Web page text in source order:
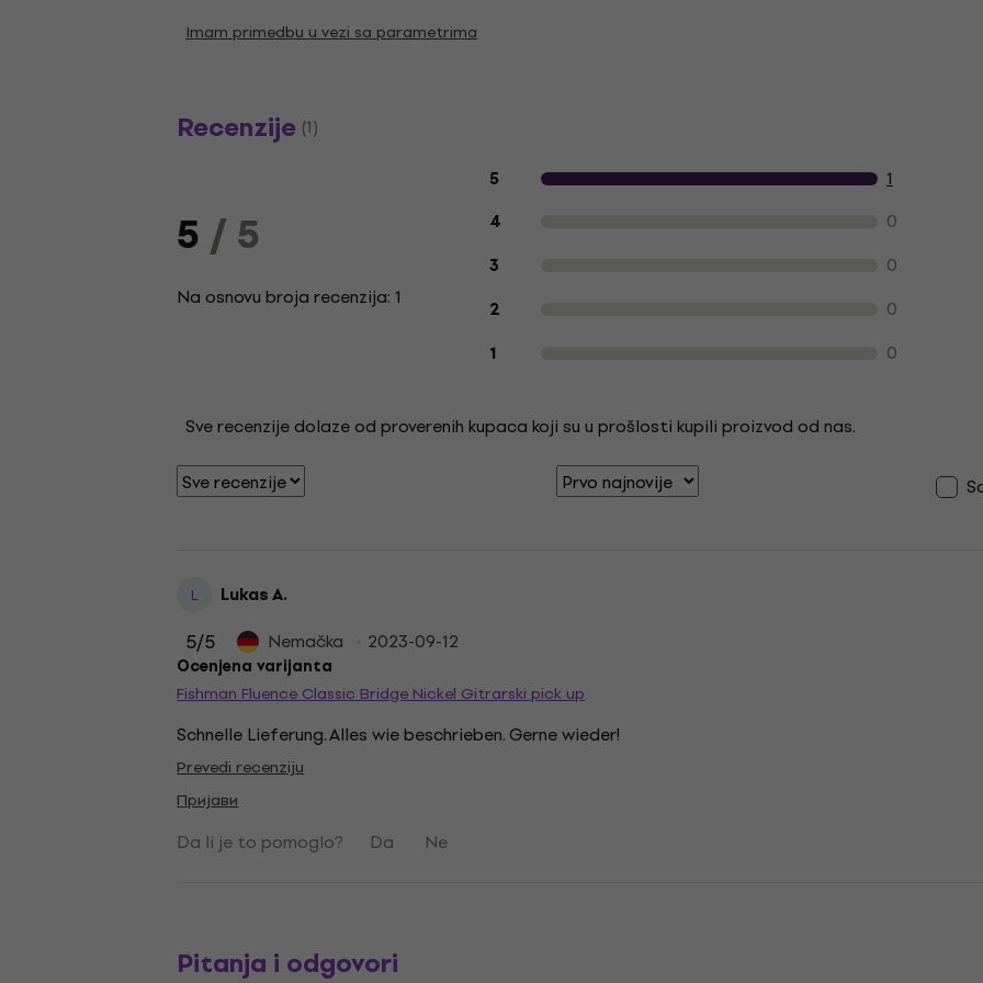
Imam primedbu u vezi sa parametrima
Recenzije (1)
5/ 5
Na osnovu broja recenzija: 1
Recenzije kupaca o proizvodu
5 1
4 0
3 0
2 0
1 0
Sve recenzije dolaze od proverenih kupaca koji su u prošlosti kupili proizvod od nas.
L Lukas A.
5/5 Nemačka 2023-09-12
Ocenjena varijanta
Fishman Fluence Classic Bridge Nickel Gitrarski pick up
Schnelle Lieferung. Alles wie beschrieben. Gerne wieder!
Prevedi recenziju
Пријави
Da li je to pomoglo? Da Ne
Pitanja i odgovori